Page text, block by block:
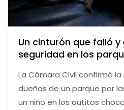
Un cinturón que falló y
seguridad en los
La Cámara Civil confirmó
dueños de un parque por
un niño en los autitos